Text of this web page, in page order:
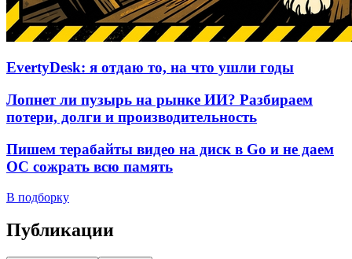
EvertyDesk: я отдаю то, на что ушли годы
Лопнет ли пузырь на рынке ИИ? Разбираем
потери, долги и производительность
Пишем терабайты видео на диск в Go и не даем
ОС сожрать всю память
В подборку
Публикации